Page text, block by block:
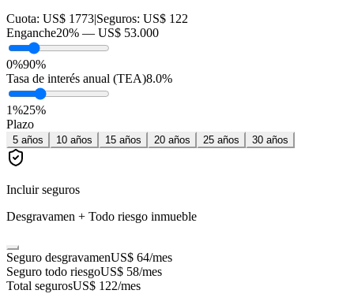
Cuota: US$ 1773|Seguros: US$ 122
Enganche20% — US$ 53.000
0%90%
Tasa de interés anual (TEA)8.0%
1%25%
Plazo
5 años 10 años 15 años 20 años 25 años 30 años
Incluir seguros
Desgravamen + Todo riesgo inmueble
Seguro desgravamenUS$ 64/mes
Seguro todo riesgoUS$ 58/mes
Total segurosUS$ 122/mes